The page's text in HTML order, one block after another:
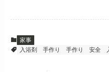
家事
入浴剤 手作り
手作り 安全